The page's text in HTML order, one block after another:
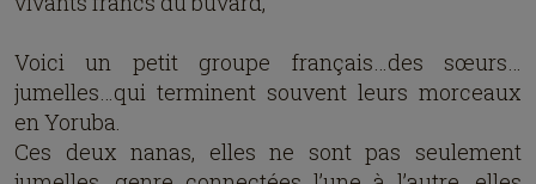
Voici un petit groupe français…des sœurs…
jumelles…qui terminent souvent leurs morceaux
en Yoruba.
Ces deux nanas, elles ne sont pas seulement